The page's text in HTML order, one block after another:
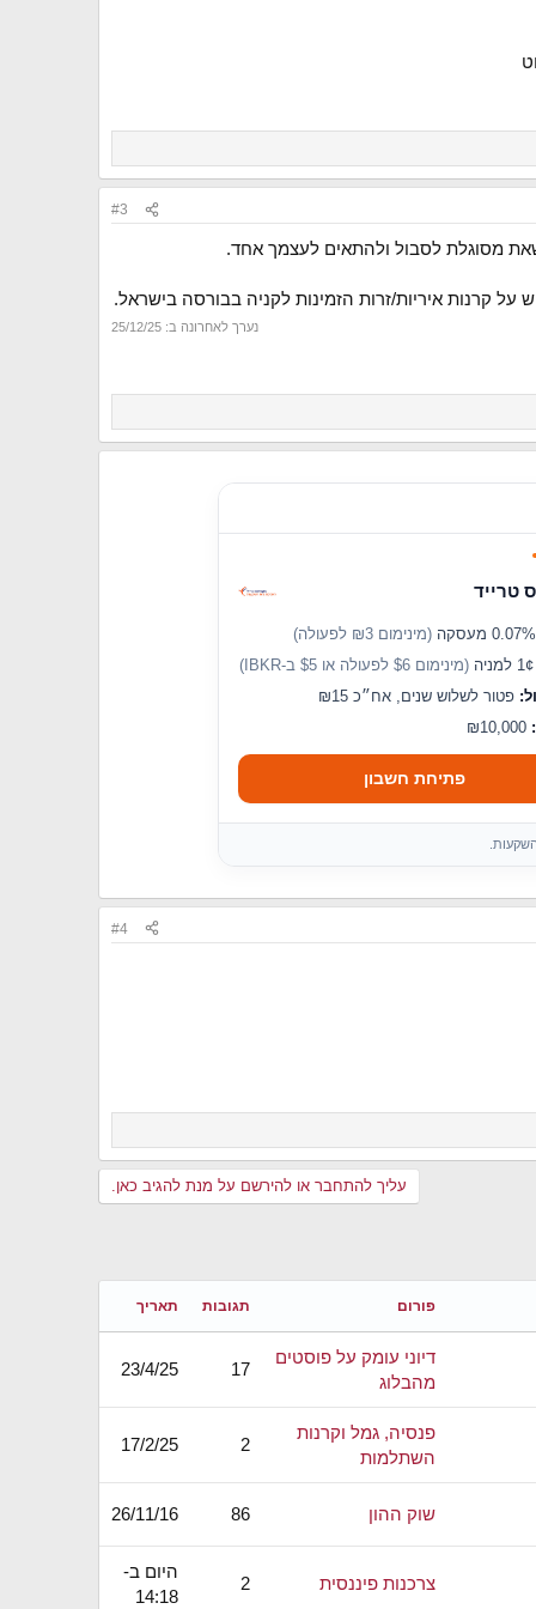
#3
מסוגלת לסבול ולהתאים לעצמך אחד.
קרנות איריות/זרות הזמינות לקניה בבורסה בישראל.
נערך לאחרונה ב: 25/12/25
טרייד
(מינימום ₪3 לפעולה)
(מינימום $6 לפעולה או $5 ב-IBKR)
פטור לשלוש שנים, אח״כ ₪15
פתיחת חשבון
#4
עליך להתחבר או להירשם על מנת להגיב כאן.
פורום תגובות תאריך
דיוני עומק על פוסטים
מהבלוג
17
23/4/25
פנסיה, גמל וקרנות
השתלמות
2
17/2/25
שוק ההון 86
26/11/16
צרכנות פיננסית 2
היום ב-
14:18